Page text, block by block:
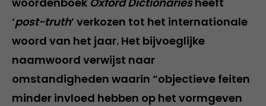
‘post-truth’ verkozen tot het internationale
woord van het jaar. Het bijvoeglijke
naamwoord verwijst naar
omstandigheden waarin “objectieve feiten
minder invloed hebben op het vormgeven